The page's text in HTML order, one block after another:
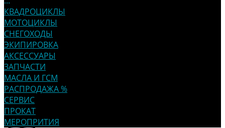
КВАДРОЦИКЛЫ
МОТОЦИКЛЫ
СНЕГОХОДЫ
ЭКИПИРОВКА
АКСЕССУАРЫ
ЗАПЧАСТИ
МАСЛА И ГСМ
РАСПРОДАЖА %
СЕРВИС
ПРОКАТ
МЕРОПРИТИЯ